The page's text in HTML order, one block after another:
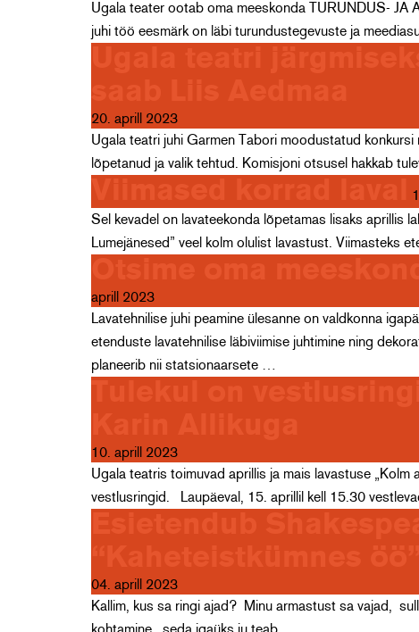
Ugala teater ootab oma meeskonda TURUNDUS-
juhi töö eesmärk on läbi turundustegevuste ja
20. aprill 2023
Ugala teatri juhi Garmen Tabori moodustatud
lõpetanud ja valik tehtud. Komisjoni otsusel hakkab
Sel kevadel on lavateekonda lõpetamas lisaks aprillis
Lumejänesed” veel kolm olulist lavastust. Viimasteks
aprill 2023
Lavatehnilise juhi peamine ülesanne on valdkonna
etenduste lavatehnilise läbiviimise juhtimine ning
planeerib nii statsionaarsete …
10. aprill 2023
Ugala teatris toimuvad aprillis ja mais lavastuse „Kolm
vestlusringid. Laupäeval, 15. aprillil kell 15.30
04. aprill 2023
Kallim, kus sa ringi ajad? Minu armastust sa vajad,